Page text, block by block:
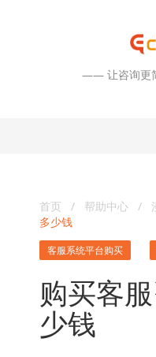
—— 让咨询更
首页 / 帮助中心 /
多少钱
客服系统平台购买
购买客
少钱